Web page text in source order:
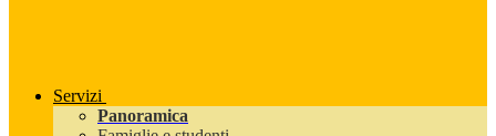
Servizi
Panoramica